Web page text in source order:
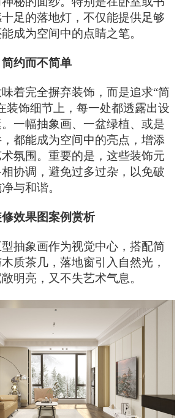
足的落地灯，不仅能提供足够
成为空间中的点睛之笔。
约而不简单
着完全摒弃装饰，而是追求“简
装饰细节上，每一处都透露出设
一幅抽象画、一盆绿植、或是
都能成为空间中的亮点，增添
氛围。重要的是，这些装饰元
协调，避免过多过杂，以免破
与和谐。
效果图案例赏析
抽象画作为视觉中心，搭配简
质茶几，落地窗引入自然光，
明亮，又不失艺术气息。